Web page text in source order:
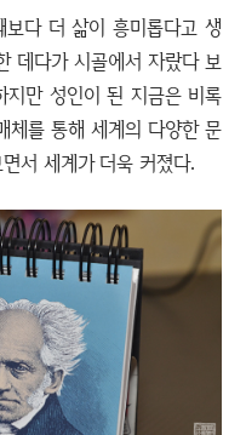
다 더 삶이 흥미롭다고 생
데다가 시골에서 자랐다 보
만 성인이 된 지금은 비록
체를 통해 세계의 다양한 문
서 세계가 더욱 커졌다.